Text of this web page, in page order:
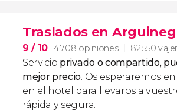
Traslados en
9/ 10 4.708 opiniones 82.550
Servicio privado o compartido,
mejor precio. Os esperaremos
en el hotel para llevaros a
rápida y segura.